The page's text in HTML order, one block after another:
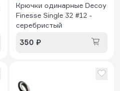
Крючки одинарные Decoy
Finesse Single 32 #12 -
серебристый
350 ₽